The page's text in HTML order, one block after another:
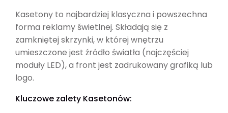
Kasetony to najbardziej klasyczna i powszechna
forma reklamy świetlnej. Składają się z
zamkniętej skrzynki, w której wnętrzu
umieszczone jest źródło światła (najczęściej
moduły LED), a front jest zadrukowany grafiką lub
logo.
Kluczowe zalety Kasetonów: